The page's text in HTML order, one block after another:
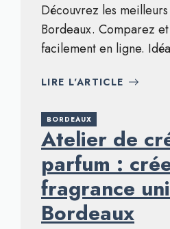
Découvrez les
Bordeaux. Comparez
facilement en ligne.
LIRE L'ARTICLE
BORDEAUX
Atelier de
parfum :
fragrance
Bordeaux